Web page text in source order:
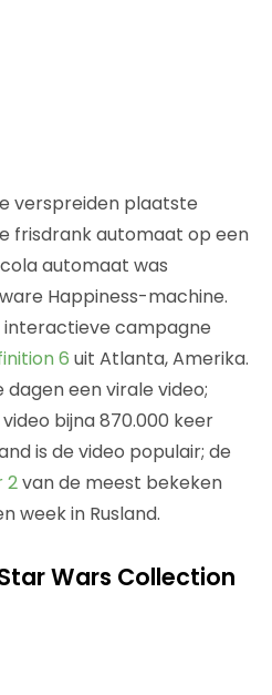
verspreiden plaatste
frisdrank automaat op een
automaat was
Happiness-machine.
campagne
6 uit Atlanta, Amerika.
dagen een virale video;
bijna 870.000 keer
is de video populair; de
2van de meest bekeken
week in Rusland.
Wars Collection